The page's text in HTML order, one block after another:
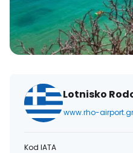
Lotnisko
www.rho-airport.gr
Kod IATA